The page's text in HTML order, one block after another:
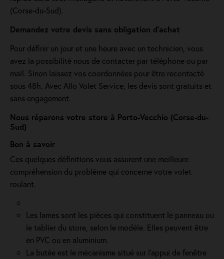
(Corse-du-Sud).
Demandez votre devis sans obligation d'achat
Pour définir un jour et une heure avec un technicien, vous
avez la possibilité nous de contacter par téléphone ou par
mail. Sinon laissez vos coordonnées pour être recontacté
sous 48h. Avec Allo Volet Service, les devis sont gratuits et
sans engagement.
Nous réparons votre store à Porto-Vecchio (Corse-du-
Sud)
Bon à savoir
Ces quelques définitions vous assurent une meilleure
compréhension du problème qui concerne votre volet
roulant.
Les lames sont les pièces qui constituent le panneau ou
le tablier du store, selon le modèle. Elles peuvent être
en PVC ou en aluminium.
La butée est le mécanisme situé sur l’appui de fenêtre